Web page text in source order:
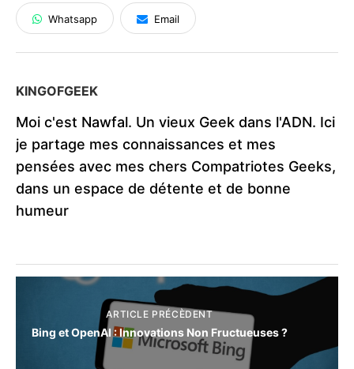
Whatsapp Email
KINGOFGEEK
Moi c'est Nawfal. Un vieux Geek dans l'ADN. Ici
je partage mes connaissances et mes
pensées avec mes chers Compatriotes Geeks,
dans un espace de détente et de bonne
humeur
ARTICLE PRÉCÈDENT
Bing et OpenAI : Innovations Non Fructueuses ?